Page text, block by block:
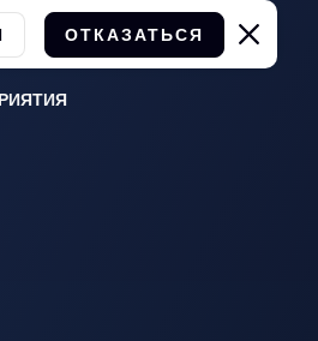
ОТКАЗАТЬСЯ